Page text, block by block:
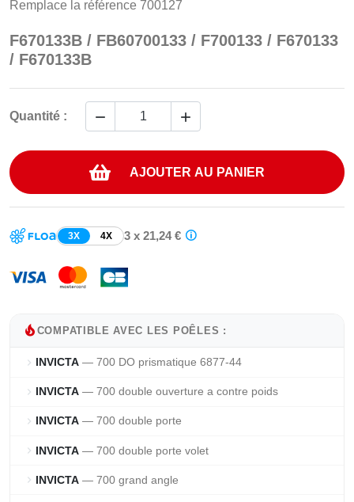
Remplace la référence 700127
F670133B / FB60700133 / F700133 / F670133
/ F670133B
Quantité :  
AJOUTER AU PANIER
3X 4X 3 x 21,24 €
local_fire_department COMPATIBLE AVEC LES POÊLES :
chevron_right INVICTA — 700 DO prismatique 6877-44
chevron_right INVICTA — 700 double ouverture a contre poids
chevron_right INVICTA — 700 double porte
chevron_right INVICTA — 700 double porte volet
chevron_right INVICTA — 700 grand angle